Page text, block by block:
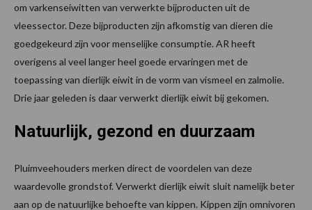
om varkenseiwitten van verwerkte bijproducten uit de
vleessector. Deze bijproducten zijn afkomstig van dieren die
goedgekeurd zijn voor menselijke consumptie. AR heeft
overigens al veel langer heel goede ervaringen met de
toepassing van dierlijk eiwit in de vorm van vismeel en zalmolie.
Drie jaar geleden is daar verwerkt dierlijk eiwit bij gekomen.
Natuurlijk, gezond en duurzaam
Pluimveehouders merken direct de voordelen van deze
waardevolle grondstof. Verwerkt dierlijk eiwit sluit namelijk beter
aan op de natuurlijke behoefte van kippen. Kippen zijn omnivoren